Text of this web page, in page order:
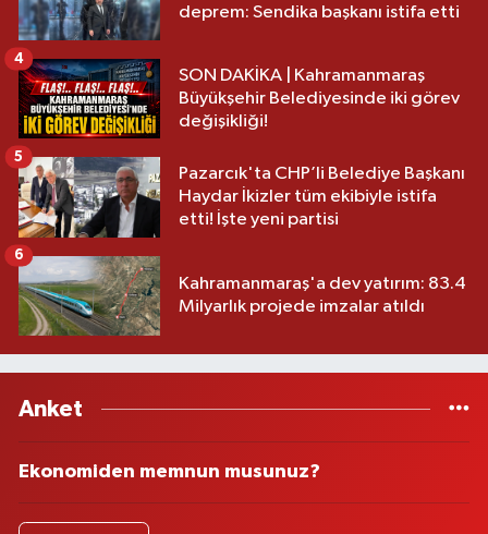
deprem: Sendika başkanı istifa etti
SON DAKİKA | Kahramanmaraş
Büyükşehir Belediyesinde iki görev
değişikliği!
4
Pazarcık'ta CHP’li Belediye Başkanı
Haydar İkizler tüm ekibiyle istifa
etti! İşte yeni partisi
5
Kahramanmaraş'a dev yatırım: 83.4
Milyarlık projede imzalar atıldı
6
Anket
Ekonomiden memnun musunuz?